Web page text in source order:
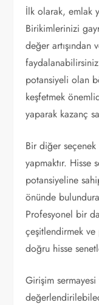
İlk olarak, emlak
Birikimlerinizi
değer
potansiyeli olan
keşfetmek
yaparak kazanç
Bir diğer seçenek
yapmaktır. Hisse
potansiyeline
önünde
Profesyonel bir
çeşitlendirmek ve
doğru hisse
Girişim sermayesi